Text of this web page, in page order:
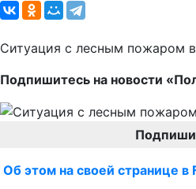
Ситуация с лесным пожаром
Подпишитесь на новости
Об этом на своей странице